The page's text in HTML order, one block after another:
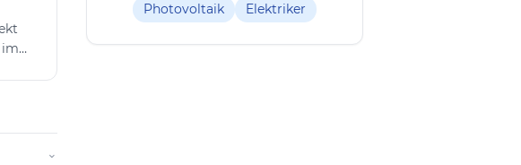
im
⌄
Photovoltaik Elektriker